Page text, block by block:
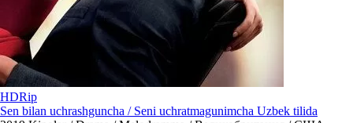
HDRip
Sen bilan uchrashguncha / Seni uchratmagunimcha Uzbek tilida